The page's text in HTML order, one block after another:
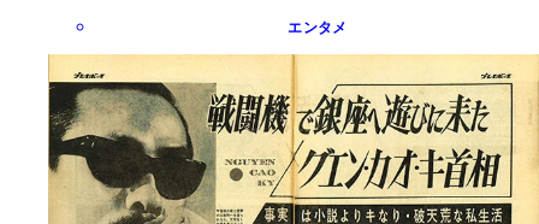
エンタメ